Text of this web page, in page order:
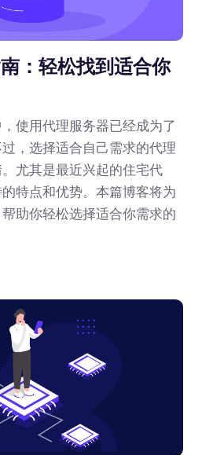
：轻松找到适合你
使用代理服务器已经成为了
，选择适合自己需求的代理
尤其是最近兴起的住宅代
特点和优势。本篇博客将为
助你轻松选择适合你需求的